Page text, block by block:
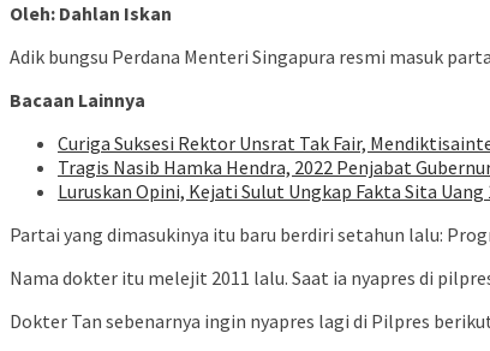
Oleh: Dahlan Iskan
Adik bungsu Perdana Menteri Singapura resmi masuk
Bacaan Lainnya
Curiga Suksesi Rektor Unsrat Tak Fair,
Tragis Nasib Hamka Hendra, 2022 Penjabat
Luruskan Opini, Kejati Sulut Ungkap Fakta Sita Uang
Partai yang dimasukinya itu baru berdiri setahun lalu:
Nama dokter itu melejit 2011 lalu. Saat ia nyapres di
Dokter Tan sebenarnya ingin nyapres lagi di Pilpres